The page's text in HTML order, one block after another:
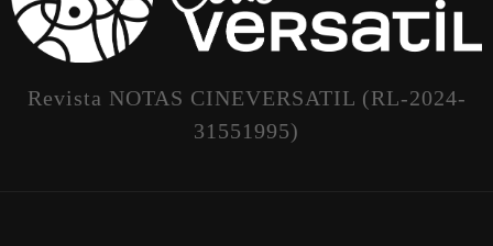
Revista NOTAS CINEVERSATIL (RL-2024-
31551995)